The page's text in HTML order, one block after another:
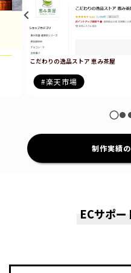
こだわりの逸品ストア 恵み茶屋
楽天市場
制作実績
ECサポ